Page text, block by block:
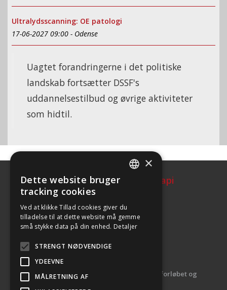
Ultralydsscanning: OE patologi
17-06-2027 09:00 - Odense
Uagtet forandringerne i det politiske
landskab fortsætter DSSF's
uddannelsestilbud og øvrige aktiviteter
som hidtil.
Dansk Selskab for Sportsfysioterapi
Formand
ld@sportsfysioterapi.dk
Tlf.: 42 63 90 53
Spørgsmål og rådgivning vedr. Uddannelsesforløbet og
eksamener
DEFAULT LANGUAGE
×
Dette website bruger
tracking cookies
Ved at klikke Tillad cookies giver du
tilladelse til at dette website må gemme
små stykke data på din enhed. Detaljer
STRENGT NØDVENDIGE
YDEEVNE
MÅLRETNING AF